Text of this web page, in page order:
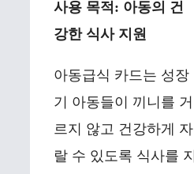
사용 목적: 아동의 건
강한 식사 지원
아동급식 카드는 성장
기 아동들이 끼니를 거
르지 않고 건강하게 자
랄 수 있도록 식사를 지